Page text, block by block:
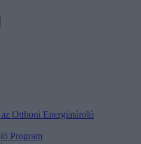
Otthoni Energiatároló
Program